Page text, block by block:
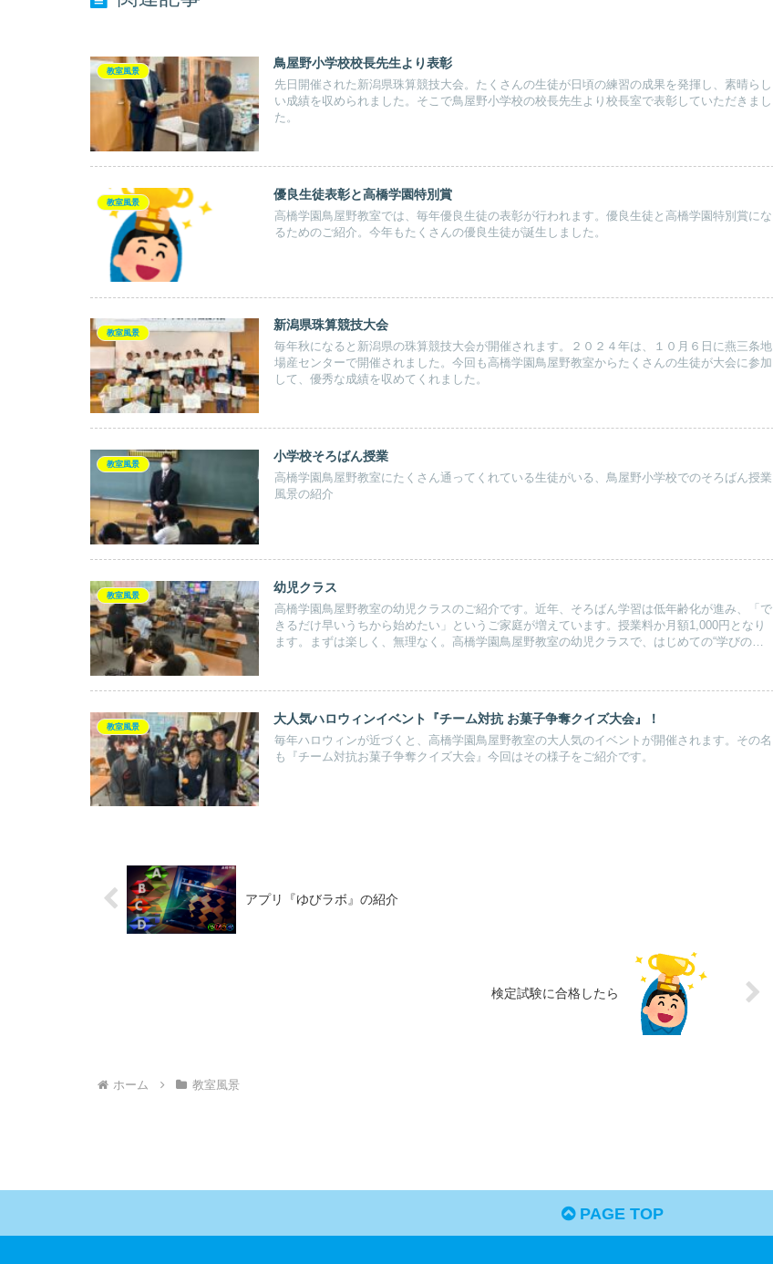
教室風景
鳥屋野小学校校長先生より表彰
先日開催された新潟県珠算競技大会。たくさんの生徒が日頃の練習の成果を発揮し、素晴らし
い成績を収められました。そこで鳥屋野小学校の校長先生より校長室で表彰していただきまし
た。
教室風景
優良生徒表彰と高橋学園特別賞
高橋学園鳥屋野教室では、毎年優良生徒の表彰が行われます。優良生徒と高橋学園特別賞にな
るためのご紹介。今年もたくさんの優良生徒が誕生しました。
教室風景
新潟県珠算競技大会
毎年秋になると新潟県の珠算競技大会が開催されます。２０２４年は、１０月６日に燕三条地
場産センターで開催されました。今回も高橋学園鳥屋野教室からたくさんの生徒が大会に参加
して、優秀な成績を収めてくれました。
教室風景
小学校そろばん授業
高橋学園鳥屋野教室にたくさん通ってくれている生徒がいる、鳥屋野小学校でのそろばん授業
風景の紹介
教室風景
幼児クラス
高橋学園鳥屋野教室の幼児クラスのご紹介です。近年、そろばん学習は低年齢化が進み、「で
きるだけ早いうちから始めたい」というご家庭が増えています。授業料か月額1,000円となり
ます。まずは楽しく、無理なく。高橋学園鳥屋野教室の幼児クラスで、はじめての“学びの一
教室風景
大人気ハロウィンイベント『チーム対抗 お菓子争奪クイズ大会』！
毎年ハロウィンが近づくと、高橋学園鳥屋野教室の大人気のイベントが開催されます。その名
も『チーム対抗お菓子争奪クイズ大会』今回はその様子をご紹介です。
アプリ『ゆびラボ』の紹介
検定試験に合格したら
ホーム 教室風景
PAGE TOP